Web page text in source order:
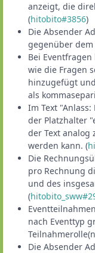
anzeigt, die
(hitobito#3856)
Die Absender
gegenüber
Bei
wie die Fragen
hinzugefügt
als
Im Text
der Platzhalter
der Text
werden kann. (
Die
pro Rechnung
und des
(
nach Eventtyp
Die Absender